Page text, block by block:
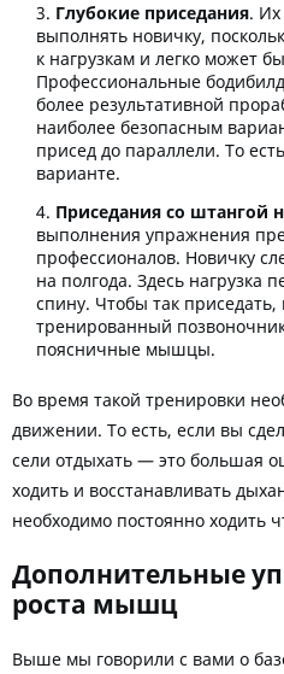
Глубокие приседания. Их
выполнять новичку,
к нагрузкам и легко может
Профессиональные
более результативной
наиболее безопасным
присед до параллели. То
варианте.
Приседания со штангой
выполнения упражнения
профессионалов. Новичку
на полгода. Здесь нагрузка
спину. Чтобы так
тренированный
поясничные мышцы.
Во время такой тренировки
движении. То есть, если вы
сели отдыхать — это большая
ходить и восстанавливать
необходимо постоянно ходить
Дополнительные
роста мышц
Выше мы говорили с вами о